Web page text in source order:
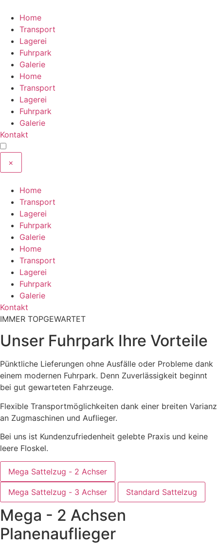
Inhalt
wechseln
Home
Transport
Lagerei
Fuhrpark
Galerie
Home
Transport
Lagerei
Fuhrpark
Galerie
Kontakt
×
Home
Transport
Lagerei
Fuhrpark
Galerie
Home
Transport
Lagerei
Fuhrpark
Galerie
Kontakt
IMMER TOPGEWARTET
Unser Fuhrpark Ihre Vorteile
Pünktliche Lieferungen ohne Ausfälle oder Probleme dank
einem modernen Fuhrpark. Denn Zuverlässigkeit beginnt
bei gut gewarteten Fahrzeuge.
Flexible Transportmöglichkeiten dank einer breiten Varianz
an Zugmaschinen und Auflieger.
Bei uns ist Kundenzufriedenheit gelebte Praxis und keine
leere Floskel.
Mega Sattelzug - 2 Achser
Mega Sattelzug - 3 Achser Standard Sattelzug
Mega - 2 Achsen
Planenauflieger